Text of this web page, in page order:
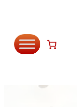
contenu